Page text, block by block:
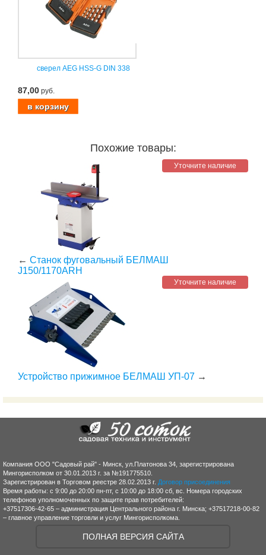
сверел AEG HSS-G DIN 338
87,00 руб.
Похожие товары:
Уточните наличие
← Станок фуговальный БЕЛМАШ
J150/1170ARH
Уточните наличие
Устройство прижимное БЕЛМАШ УП-07 →
Компания ООО "Садовый рай" - Минск, ул.Платонова 34, зарегистрирована
Мингорисполком от 30.01.2013 г. за №191775510.
Зарегистрирован в Торговом реестре 28.02.2013 г. Договор присоединения
Время работы: с 9:00 до 20:00 пн-пт, с 10:00 до 18:00 сб, вс. Номера городских
телефонов уполномоченных по защите прав потребителей:
+37517306-42-65 – администрация Центрального района г. Минска; +37517218-00-82
– главное управление торговли и услуг Мингорисполкома.
ПОЛНАЯ ВЕРСИЯ САЙТА